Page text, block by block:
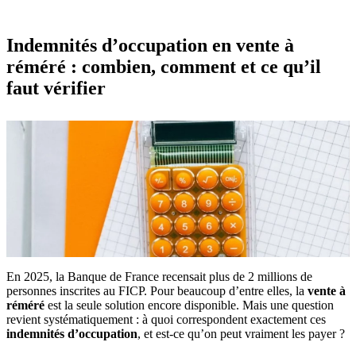
Indemnités d’occupation en vente à
réméré : combien, comment et ce qu’il
faut vérifier
En 2025, la Banque de France recensait plus de 2 millions de
personnes inscrites au FICP. Pour beaucoup d’entre elles, la vente à
réméré est la seule solution encore disponible. Mais une question
revient systématiquement : à quoi correspondent exactement ces
indemnités d’occupation, et est-ce qu’on peut vraiment les payer ?